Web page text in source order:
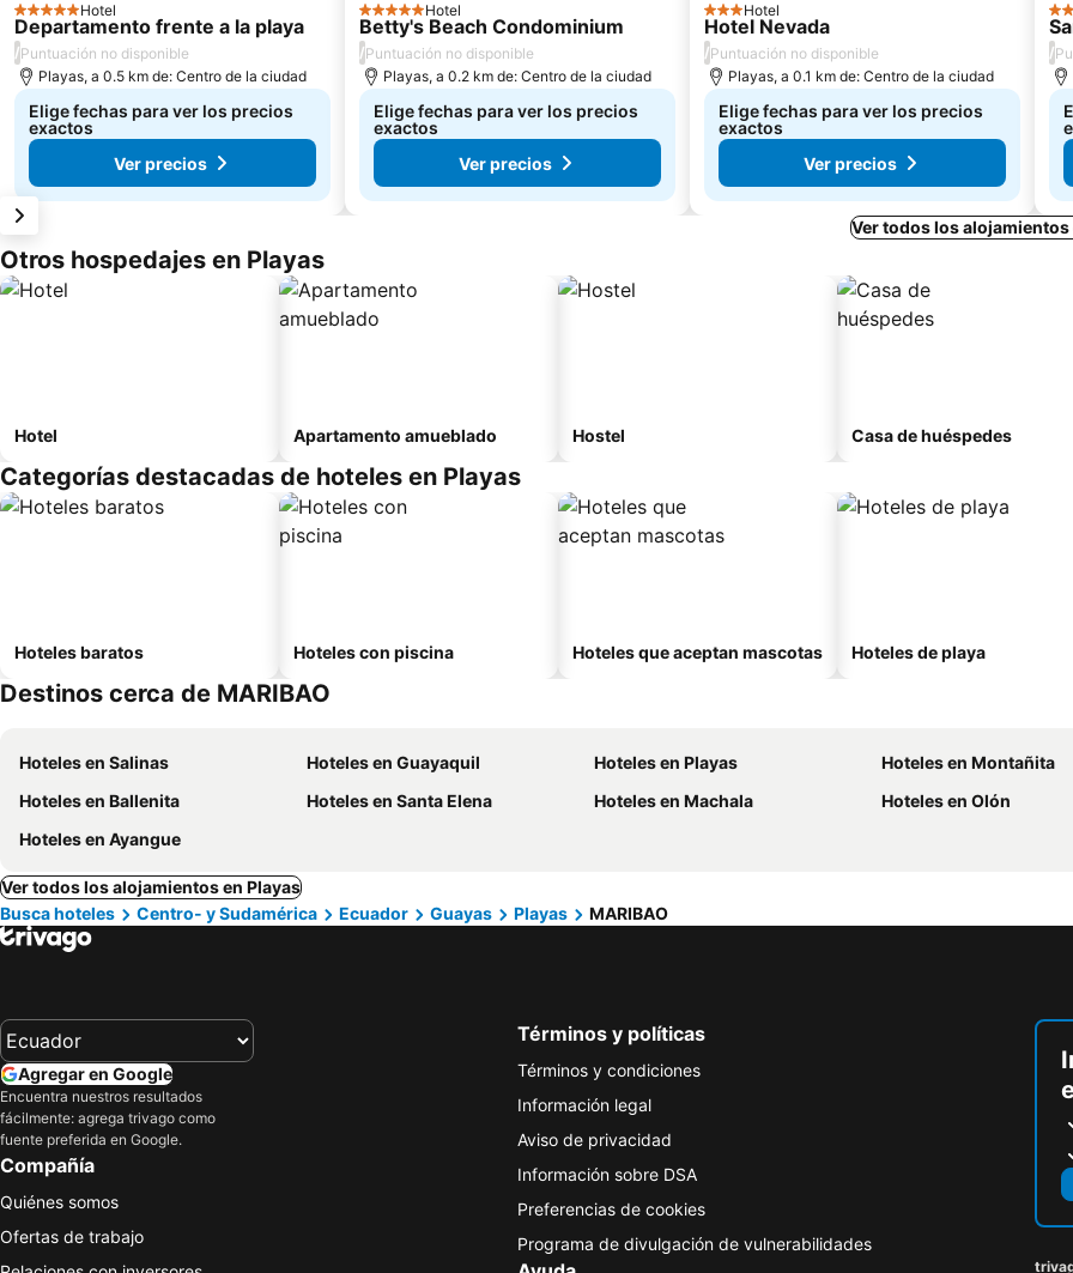
5 EstrellasHotel
Departamento frente a la playa
/Puntuación no disponible
Playas, a 0.5 km de: Centro de la ciudad
Elige fechas para ver los precios
exactos
Ver precios
5 EstrellasHotel
Betty's Beach Condominium
/Puntuación no disponible
Playas, a 0.2 km de: Centro de la ciudad
Elige fechas para ver los precios
exactos
Ver precios
3 Estrellas
Hotel
Hotel Nevada
/Puntuación no disponible
Playas, a 0.1 km de: Centro de la ciudad
Elige fechas para ver los precios
exactos
Ver precios
3
/
Ver todos los alojamientos
Otros hospedajes en Playas
Hotel Apartamento amueblado Hostel Casa de huéspedes
Categorías destacadas de hoteles en Playas
Hoteles baratos Hoteles con piscina Hoteles que aceptan mascotas Hoteles de playa
Destinos cerca de MARIBAO
Hoteles en Salinas Hoteles en Guayaquil Hoteles en Playas
Hoteles en Montañita
Hoteles en Ballenita
Hoteles en Santa Elena Hoteles en Machala
Hoteles en Olón
Hoteles en Ayangue
Ver todos los alojamientos en Playas
Busca hoteles
Centro- y Sudamérica Ecuador Guayas Playas MARIBAO
Agregar en Google
Encuentra nuestros resultados
fácilmente: agrega trivago como
fuente preferida en Google.
Compañía
Quiénes somos
Ofertas de trabajo
Términos y políticas
Términos y condiciones
Información legal
Aviso de privacidad
Información sobre DSA
Preferencias de cookies
Programa de divulgación de vulnerabilidades